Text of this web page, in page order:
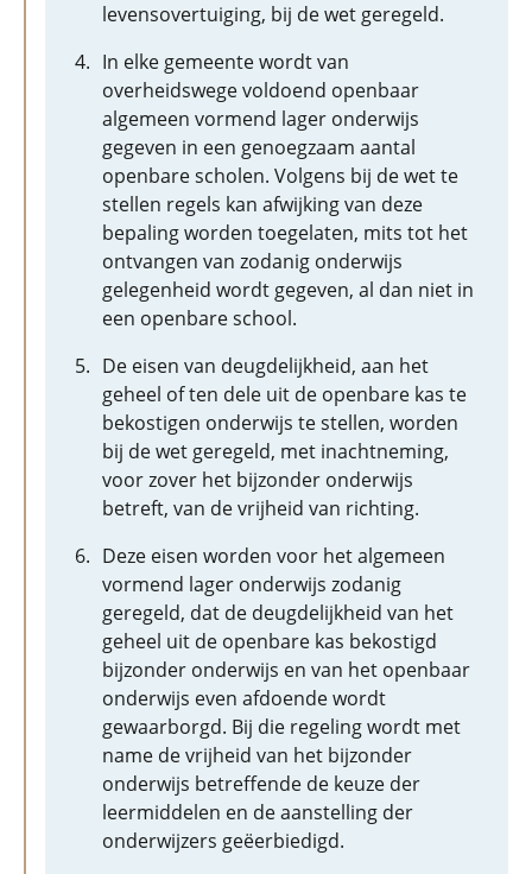
levensovertuiging, bij de wet geregeld.
In elke gemeente wordt van
overheidswege voldoend openbaar
algemeen vormend lager onderwijs
gegeven in een genoegzaam aantal
openbare scholen. Volgens bij de wet te
stellen regels kan afwijking van deze
bepaling worden toegelaten, mits tot het
ontvangen van zodanig onderwijs
gelegenheid wordt gegeven, al dan niet in
een openbare school.
De eisen van deugdelijkheid, aan het
geheel of ten dele uit de openbare kas te
bekostigen onderwijs te stellen, worden
bij de wet geregeld, met inachtneming,
voor zover het bijzonder onderwijs
betreft, van de vrijheid van richting.
Deze eisen worden voor het algemeen
vormend lager onderwijs zodanig
geregeld, dat de deugdelijkheid van het
geheel uit de openbare kas bekostigd
bijzonder onderwijs en van het openbaar
onderwijs even afdoende wordt
gewaarborgd. Bij die regeling wordt met
name de vrijheid van het bijzonder
onderwijs betreffende de keuze der
leermiddelen en de aanstelling der
onderwijzers geëerbiedigd.